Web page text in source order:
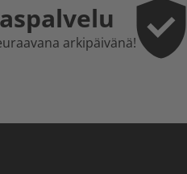
arkipäivänä!